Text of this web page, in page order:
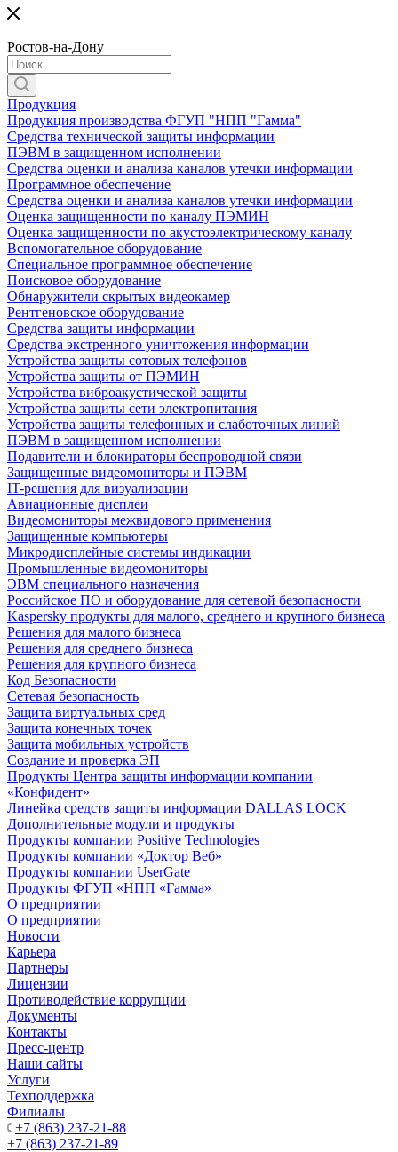
Ростов-на-Дону
Продукция
Продукция производства ФГУП "НПП "Гамма"
Средства технической защиты информации
ПЭВМ в защищенном исполнении
Средства оценки и анализа каналов утечки информации
Программное обеспечение
Средства оценки и анализа каналов утечки информации
Оценка защищенности по каналу ПЭМИН
Оценка защищенности по акустоэлектрическому каналу
Вспомогательное оборудование
Специальное программное обеспечение
Поисковое оборудование
Обнаружители скрытых видеокамер
Рентгеновское оборудование
Средства защиты информации
Средства экстренного уничтожения информации
Устройства защиты сотовых телефонов
Устройства защиты от ПЭМИН
Устройства виброакустической защиты
Устройства защиты сети электропитания
Устройства защиты телефонных и слаботочных линий
ПЭВМ в защищенном исполнении
Подавители и блокираторы беспроводной связи
Защищенные видеомониторы и ПЭВМ
IT-решения для визуализации
Авиационные дисплеи
Видеомониторы межвидового применения
Защищенные компьютеры
Микродисплейные системы индикации
Промышленные видеомониторы
ЭВМ специального назначения
Российское ПО и оборудование для сетевой безопасности
Kaspersky продукты для малого, среднего и крупного бизнеса
Решения для малого бизнеса
Решения для среднего бизнеса
Решения для крупного бизнеса
Код Безопасности
Сетевая безопасность
Защита виртуальных сред
Защита конечных точек
Защита мобильных устройств
Создание и проверка ЭП
Продукты Центра защиты информации компании
«Конфидент»
Линейка средств защиты информации DALLAS LOCK
Дополнительные модули и продукты
Продукты компании Positive Technologies
Продукты компании «Доктор Веб»
Продукты компании UserGate
Продукты ФГУП «НПП «Гамма»
О предприятии
О предприятии
Новости
Карьера
Партнеры
Лицензии
Противодействие коррупции
Документы
Контакты
Пресс-центр
Наши сайты
Услуги
Техподдержка
Филиалы
+7 (863) 237-21-88
+7 (863) 237-21-89